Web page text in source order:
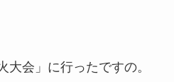
会」に行ったですの。